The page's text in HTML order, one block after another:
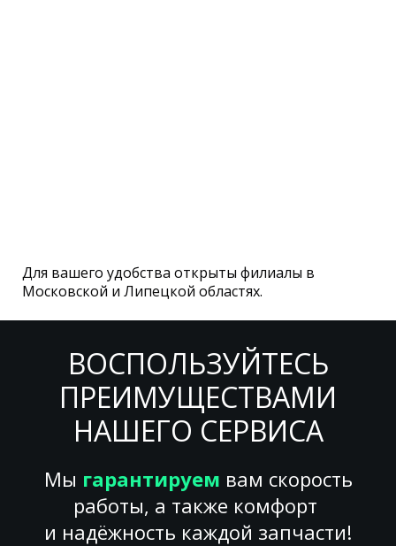
Для вашего удобства открыты филиалы в
Московской и Липецкой областях.
ВОСПОЛЬЗУЙТЕСЬ
ПРЕИМУЩЕСТВАМИ
НАШЕГО СЕРВИСА
Мы гарантируем вам скорость
работы, а также комфорт
и надёжность каждой запчасти!